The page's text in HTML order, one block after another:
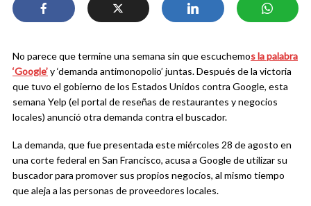
No parece que termine una semana sin que escuchemos la palabra
‘Google’y ‘demanda antimonopolio’ juntas. Después de la victoria
que tuvo el gobierno de los Estados Unidos contra Google, esta
semana Yelp (el portal de reseñas de restaurantes y negocios
locales) anunció otra demanda contra el buscador.
La demanda, que fue presentada este miércoles 28 de agosto en
una corte federal en San Francisco, acusa a Google de utilizar su
buscador para promover sus propios negocios, al mismo tiempo
que aleja a las personas de proveedores locales.